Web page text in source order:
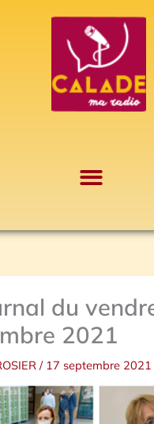
du
2021
/ 17 septembre 2021